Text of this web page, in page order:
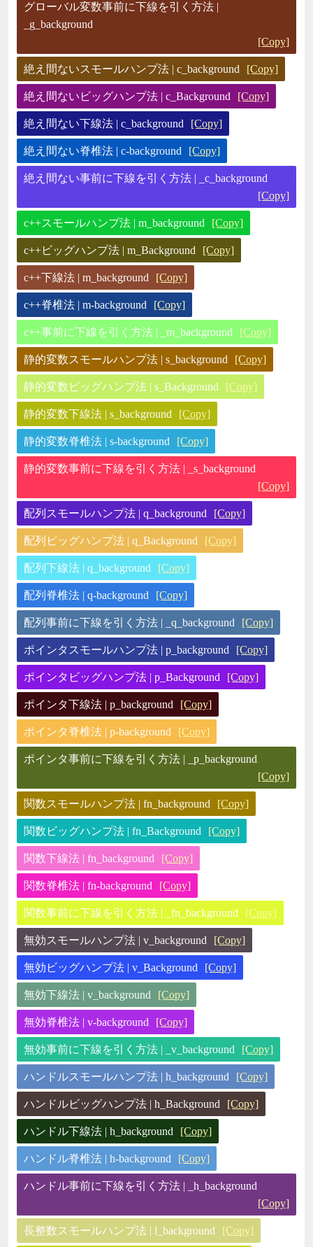
グローバル変数事前に下線を引く方法 |
_g_background
[Copy]
絶え間ないスモールハンプ法 | c_background [Copy]
絶え間ないビッグハンプ法 | c_Background [Copy]
絶え間ない下線法 | c_background [Copy]
絶え間ない脊椎法 | c-background [Copy]
絶え間ない事前に下線を引く方法 | _c_background
[Copy]
c++スモールハンプ法 | m_background [Copy]
c++ビッグハンプ法 | m_Background [Copy]
c++下線法 | m_background [Copy]
c++脊椎法 | m-background [Copy]
c++事前に下線を引く方法 | _m_background [Copy]
静的変数スモールハンプ法 | s_background [Copy]
静的変数ビッグハンプ法 | s_Background [Copy]
静的変数下線法 | s_background [Copy]
静的変数脊椎法 | s-background [Copy]
静的変数事前に下線を引く方法 | _s_background
[Copy]
配列スモールハンプ法 | q_background [Copy]
配列ビッグハンプ法 | q_Background [Copy]
配列下線法 | q_background [Copy]
配列脊椎法 | q-background [Copy]
配列事前に下線を引く方法 | _q_background [Copy]
ポインタスモールハンプ法 | p_background [Copy]
ポインタビッグハンプ法 | p_Background [Copy]
ポインタ下線法 | p_background [Copy]
ポインタ脊椎法 | p-background [Copy]
ポインタ事前に下線を引く方法 | _p_background
[Copy]
関数スモールハンプ法 | fn_background [Copy]
関数ビッグハンプ法 | fn_Background [Copy]
関数下線法 | fn_background [Copy]
関数脊椎法 | fn-background [Copy]
関数事前に下線を引く方法 | _fn_background [Copy]
無効スモールハンプ法 | v_background [Copy]
無効ビッグハンプ法 | v_Background [Copy]
無効下線法 | v_background [Copy]
無効脊椎法 | v-background [Copy]
無効事前に下線を引く方法 | _v_background [Copy]
ハンドルスモールハンプ法 | h_background [Copy]
ハンドルビッグハンプ法 | h_Background [Copy]
ハンドル下線法 | h_background [Copy]
ハンドル脊椎法 | h-background [Copy]
ハンドル事前に下線を引く方法 | _h_background
[Copy]
長整数スモールハンプ法 | l_background [Copy]